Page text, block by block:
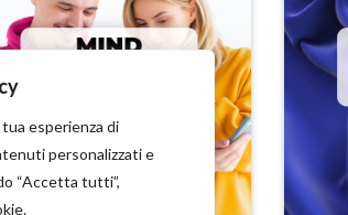
esperienza di
personalizzati e
“Accetta tutti”,